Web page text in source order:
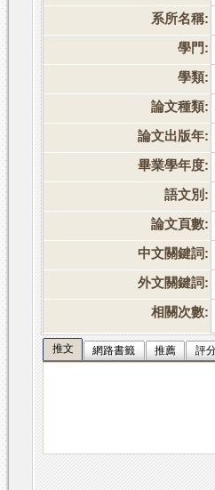
系所名稱:
學門:
學類:
論文種類:
論文出版年:
畢業學年度:
語文別:
論文頁數:
中文關鍵詞:
外文關鍵詞:
相關次數:
推文 網路書籤 推薦 評